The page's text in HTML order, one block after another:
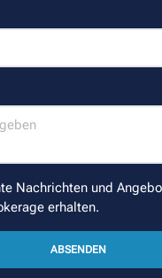
Nachrichten und
erhalten.
ABSENDEN